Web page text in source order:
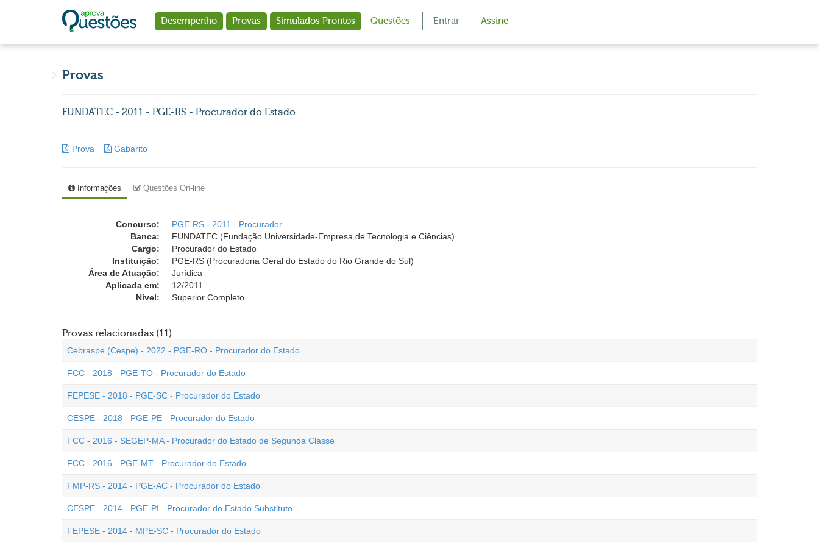
Desempenho Provas Simulados Prontos Questões Entrar Assine
Provas
FUNDATEC - 2011 - PGE-RS - Procurador do Estado
Prova Gabarito
Informações Questões On-line
Concurso:
PGE-RS - 2011 - Procurador
Banca:
FUNDATEC (Fundação Universidade-Empresa de Tecnologia e Ciências)
Cargo:
Procurador do Estado
Instituição:
PGE-RS (Procuradoria Geral do Estado do Rio Grande do Sul)
Área de Atuação:
Jurídica
Aplicada em:
12/2011
Nível:
Superior Completo
Provas relacionadas (11)
Cebraspe (Cespe) - 2022 - PGE-RO - Procurador do Estado
FCC - 2018 - PGE-TO - Procurador do Estado
FEPESE - 2018 - PGE-SC - Procurador do Estado
CESPE - 2018 - PGE-PE - Procurador do Estado
FCC - 2016 - SEGEP-MA - Procurador do Estado de Segunda Classe
FCC - 2016 - PGE-MT - Procurador do Estado
FMP-RS - 2014 - PGE-AC - Procurador do Estado
CESPE - 2014 - PGE-PI - Procurador do Estado Substituto
FEPESE - 2014 - MPE-SC - Procurador do Estado